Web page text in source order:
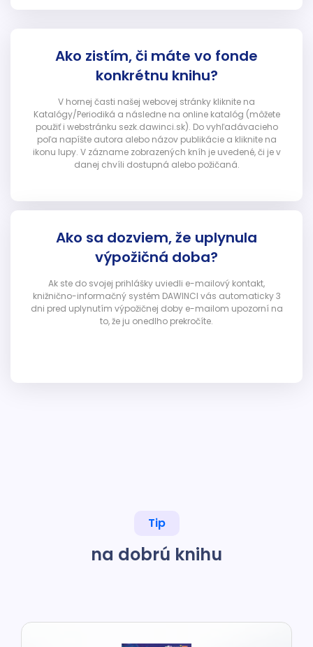
Ako zistím, či máte vo fonde
konkrétnu knihu?
V hornej časti našej webovej stránky kliknite na
Katalógy/Periodiká a následne na online katalóg (môžete
použiť i webstránku sezk.dawinci.sk). Do vyhľadávacieho
poľa napíšte autora alebo názov publikácie a kliknite na
ikonu lupy. V zázname zobrazených kníh je uvedené, či je v
danej chvíli dostupná alebo požičaná.
Ako sa dozviem, že uplynula
výpožičná doba?
Ak ste do svojej prihlášky uviedli e-mailový kontakt,
knižnično-informačný systém DAWINCI vás automaticky 3
dni pred uplynutím výpožičnej doby e-mailom upozorní na
to, že ju onedlho prekročíte.
Tip
na dobrú knihu